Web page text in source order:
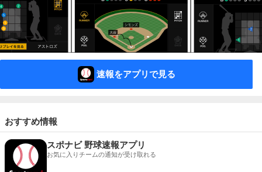
速報をアプリで見る
おすすめ情報
スポナビ 野球速報アプリ
お気に入りチームの通知が受け取れる